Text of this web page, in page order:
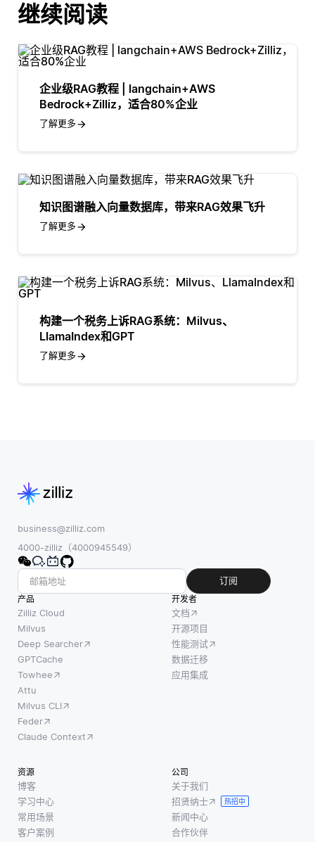
继续阅读
企业级RAG教程 | langchain+AWS
Bedrock+Zilliz，适合80%企业
了解更多
知识图谱融入向量数据库，带来RAG效果飞升
了解更多
构建一个税务上诉RAG系统：Milvus、
LlamaIndex和GPT
了解更多
business@zilliz.com
4000-zilliz（4000945549）
订阅
产品
Zilliz Cloud
Milvus
Deep Searcher
GPTCache
Towhee
Attu
Milvus CLI
Feder
Claude Context
开发者
文档
开源项目
性能测试
数据迁移
应用集成
资源
博客
学习中心
常用场景
客户案例
公司
关于我们
招贤纳士
热招中
新闻中心
合作伙伴